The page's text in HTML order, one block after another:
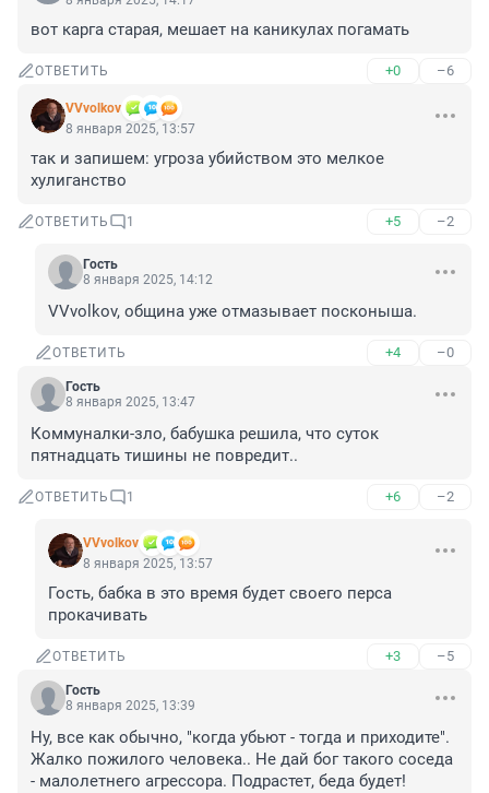
вот карга старая, мешает на каникулах погамать
ОТВЕТИТЬ +0 –6
VVvolkov
8 января 2025, 13:57
так и запишем: угроза убийством это мелкое
хулиганство
ОТВЕТИТЬ 1 +5 –2
Гость
8 января 2025, 14:12
VVvolkov, община уже отмазывает посконыша.
ОТВЕТИТЬ +4 –0
Гость
8 января 2025, 13:47
Коммуналки-зло, бабушка решила, что суток
пятнадцать тишины не повредит..
ОТВЕТИТЬ 1 +6 –2
VVvolkov
8 января 2025, 13:57
Гость, бабка в это время будет своего перса
прокачивать
ОТВЕТИТЬ +3 –5
Гость
8 января 2025, 13:39
Ну, все как обычно, "когда убьют - тогда и приходите".
Жалко пожилого человека.. Не дай бог такого соседа
- малолетнего агрессора. Подрастет, беда будет!